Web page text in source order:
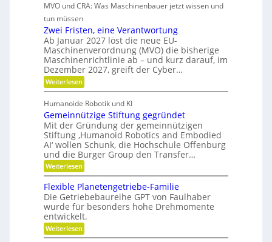
l
e
i
c
h
o
s
k
e
i
t
u
n
d
P
r
ä
z
i
s
i
o
n
e
h
r
F
l
e
x
i
i
l
i
ä
t
,
D
y
n
a
m
MVO und CRA: Was Maschinenbauer jetzt wissen und
tun müssen
Zwei Fristen, eine Verantwortung
Ab Januar 2027 löst die neue EU-
Maschinenverordnung (MVO) die bisherige
Maschinenrichtlinie ab – und kurz darauf, im
Dezember 2027, greift der Cyber…
Weiterlesen:
Z
e
i
F
r
i
s
t
e
n
,
e
i
n
e
V
e
Humanoide Robotik und KI
Gemeinnützige Stiftung gegründet
Mit der Gründung der gemeinnützigen
Stiftung ‚Humanoid Robotics and Embodied
AI‘ wollen Schunk, die Hochschule Offenburg
und die Burger Group den Transfer…
Weiterlesen:
G
e
m
e
i
n
n
ü
Flexible Planetengetriebe-Familie
Die Getriebebaureihe GPT von Faulhaber
wurde für besonders hohe Drehmomente
entwickelt.
Weiterlesen:
F